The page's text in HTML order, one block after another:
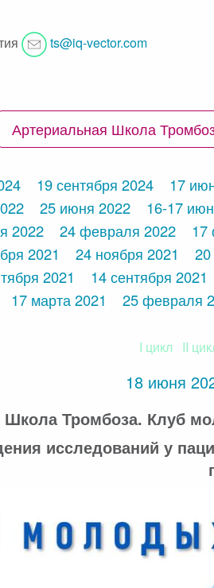
ts@iq-vector.com
Артериальная Школа
19 сентября 2024 17
25 июня 2022 16-17
2022 24 февраля 2022 17
2021 24 ноября 2021
2021 14 сентября 2021
17 марта 2021 25 февраля
I цикл II
18 июня
Школа Тромбоза. Клуб
исследований у